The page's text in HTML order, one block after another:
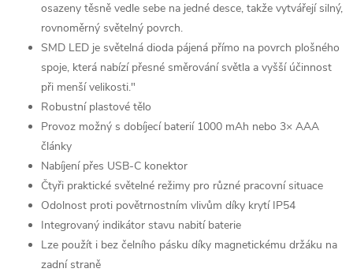
osazeny těsně vedle sebe na jedné desce, takže vytvářejí silný,
rovnoměrný světelný povrch.
SMD LED je světelná dioda pájená přímo na povrch plošného
spoje, která nabízí přesné směrování světla a vyšší účinnost
při menší velikosti."
Robustní plastové tělo
Provoz možný s dobíjecí baterií 1000 mAh nebo 3× AAA
články
Nabíjení přes USB-C konektor
Čtyři praktické světelné režimy pro různé pracovní situace
Odolnost proti povětrnostním vlivům díky krytí IP54
Integrovaný indikátor stavu nabití baterie
Lze použít i bez čelního pásku díky magnetickému držáku na
zadní straně